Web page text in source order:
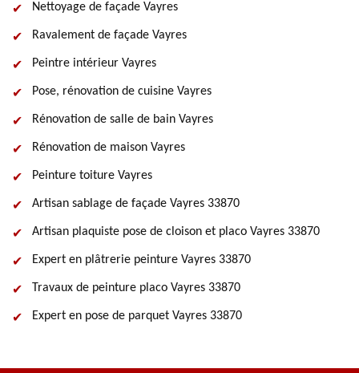
Nettoyage de façade Vayres
Ravalement de façade Vayres
Peintre intérieur Vayres
Pose, rénovation de cuisine Vayres
Rénovation de salle de bain Vayres
Rénovation de maison Vayres
Peinture toiture Vayres
Artisan sablage de façade Vayres 33870
Artisan plaquiste pose de cloison et placo Vayres 33870
Expert en plâtrerie peinture Vayres 33870
Travaux de peinture placo Vayres 33870
Expert en pose de parquet Vayres 33870